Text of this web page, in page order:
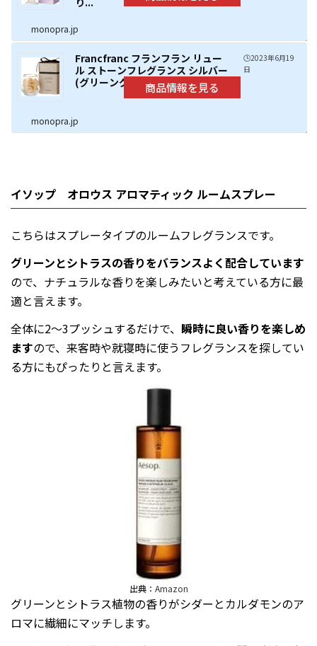
monopra.jp
Francfranc フランフラン リュー
ル ストーンフレグランス シルバー
(グリーングリッター)
🕒️2023年6月19
日
monopra.jp
イソップ オロウス アロマティック ルームスプレー
こちらはスプレータイプのルームフレグランスです。
グリーンとシトラスの香りをバランスよく配合しています
ので、ナチュラルな香りを楽しみたいと考えている方に最
適と言えます。
全体に2～3プッシュするだけで、 瞬時に良い香りを楽しめ
ますので、来客時や就寝時に使うフレグランスを探してい
る方にもぴったりと言えます。
出典： Amazon
グリーンとシトラス植物の香りがシダーとカルダモンのア
ロマに繊細にマッチします。